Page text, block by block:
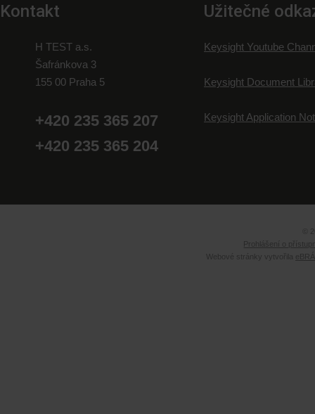
Kontakt
H TEST a.s.
Šafránkova 3
155 00 Praha 5
+420 235 365 207
+420 235 365 204
Užitečné
Keysight Youtube
Keysight Document
Keysight Application
Prohlášení o
Webové stránky vytvořila